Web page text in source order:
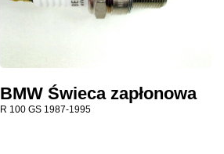
BMW Świeca zapłonowa
R 100 GS 1987-1995